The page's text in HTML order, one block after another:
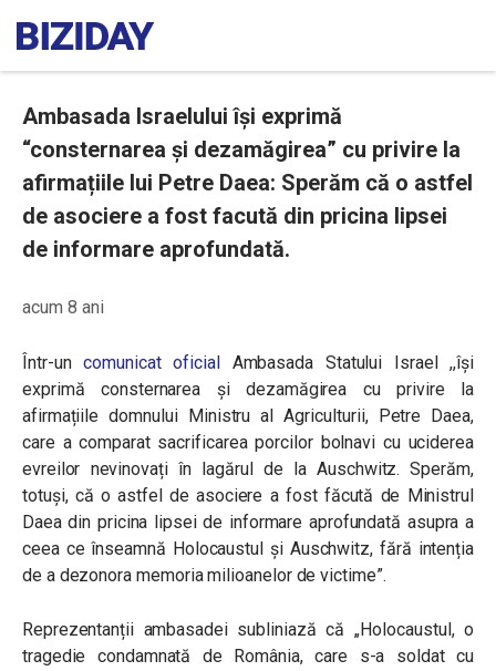
Ambasada Israelului își exprimă
“consternarea și dezamăgirea” cu privire la
afirmațiile lui Petre Daea: Sperăm că o astfel
de asociere a fost facută din pricina lipsei
de informare aprofundată.
acum 8 ani
Într-uncomunicat oficialAmbasada Statului Israel ,,își
exprimă consternarea și dezamăgirea cu privire la
afirmațiile domnului Ministru al Agriculturii, Petre Daea,
care a comparat sacrificarea porcilor bolnavi cu uciderea
evreilor nevinovați în lagărul de la Auschwitz. Sperăm,
totuși, că o astfel de asociere a fost făcută de Ministrul
Daea din pricina lipsei de informare aprofundată asupra a
ceea ce înseamnă Holocaustul și Auschwitz, fără intenția
de a dezonora memoria milioanelor de victime”.
Reprezentanții ambasadei subliniază că ,,Holocaustul, o
tragedie condamnată de România, care s-a soldat cu